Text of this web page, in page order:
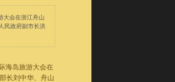
大会在浙江舟山
民政府副市长洪
海岛旅游大会在
长刘中华、舟山